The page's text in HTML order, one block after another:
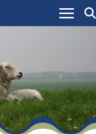
Menu